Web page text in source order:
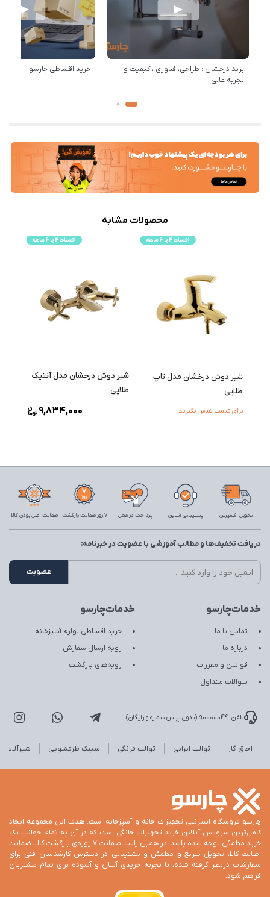
برند درخشان : طراحی، فناوری ، کیفیت و
تجربه عالی
خرید اقساطی چارسو
محصولات مشابه
شیر دوش درخشان مدل تاپ
طلایی
برای قیمت تماس بگیرید
شیر دوش درخشان مدل آنتیک
طلایی
9,834,000
تحویل اکسپرس پشتیبانی آنلاین پرداخت در محل 7 روز ضمانت بازگشت ضمانت اصل بودن کالا
خدمات‌چارسو
تماس با ما
درباره ما
قوانین و مقررات
سوالات متداول
خدمات‌چارسو
خرید اقساطی لوازم آشپزخانه
رویه ارسال سفارش
رویه‌های بازگشت
دریافت تخفیف‌ها و مطالب آموزشی با عضویت در خبرنامه:
تلفن: 90000044 (بدون پیش شماره و رایگان)
اجاق گاز توالت ایرانی توالت فرنگی سینک ظرفشویی شیرآلات
چارسو فروشگاه اینترنتی تجهیزات خانه و آشپزخانه است. هدف این مجموعه ایجاد
کامل‌ترین سرویس آنلاین خرید تجهیزات خانگی است که در آن به تمام جوانب یک
خرید مطمئن توجه شده باشد. در همین راستا ضمانت 7 روزه‌ی بازگشت کالا، ضمانت
اصالت کالا، تحویل سریع و مطمئن و پشتیبانی در دسترس کارشناسان فنی برای
سفارشات درنظر گرفته شده، تا تجربه خریدی آسان و آسوده برای تمام مشتریان
فراهم شود.